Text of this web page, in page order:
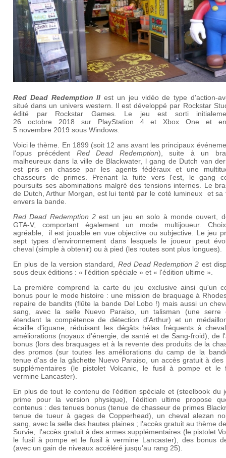
Red Dead Redemption II est un jeu vidéo de type d'action-
situé dans un univers western. Il est développé par Rockstar
édité par Rockstar Games. Le jeu est sorti
26 octobre 2018 sur PlayStation 4 et Xbox One et
5 novembre 2019 sous Windows.
Voici le thème. En 1899 (soit 12 ans avant les principaux
l'opus précédent Red Dead Redemption), suite à un
malheureux dans la ville de Blackwater, l gang de Dutch van
est pris en chasse par les agents fédéraux et une
chasseurs de primes. Prenant la fuite vers l'est, le gang
poursuits ses abominations malgré des tensions internes. Le
de Dutch, Arthur Morgan, est lui tenté par le coté lumineux et sa
envers la bande.
Red Dead Redemption 2est un jeu en solo à monde ouvert,
GTA-V, comportant également un mode multijoueur.
agréable, il est jouable en vue objective ou subjective. Le jeu
sept types d’environnement dans lesquels le joueur peut
cheval (simple à obtenir) ou à pied (les routes sont plus longues).
En plus de la version standard, Red Dead Redemption 2 est
sous deux éditions : « l'édition spéciale » et « l'édition ultime ».
La première comprend la carte du jeu exclusive ainsi qu'un
bonus pour le mode histoire : une mission de braquage à
repaire de bandits (flûte la bande Del Lobo !) mais aussi un
sang, avec la selle Nuevo Paraiso, un talisman (une serre
étendant la compétence de détection d'Arthur) et un
écaille d'iguane, réduisant les dégâts hélas fréquents à
améliorations (noyaux d'énergie, de santé et de Sang-froid), de
bonus (lors des braquages et à la revente des produits de la
des promos (sur toutes les améliorations du camp de la
tenue d'as de la gâchette Nuevo Paraiso, un accès gratuit à des
supplémentaires (le pistolet Volcanic, le fusil à pompe et le
vermine Lancaster).
En plus de tout le contenu de l'édition spéciale et (steelbook du
prime pour la version physique), l'édition ultime propose
contenus : des tenues bonus (tenue de chasseur de primes
tenue de tueur à gages de Copperhead), un cheval alezan
sang, avec la selle des hautes plaines ; l'accès gratuit au thème
Survie, l'accès gratuit à des armes supplémentaires (le pistolet
le fusil à pompe et le fusil à vermine Lancaster), des bonus
(avec un gain de niveaux accéléré jusqu'au rang 25).